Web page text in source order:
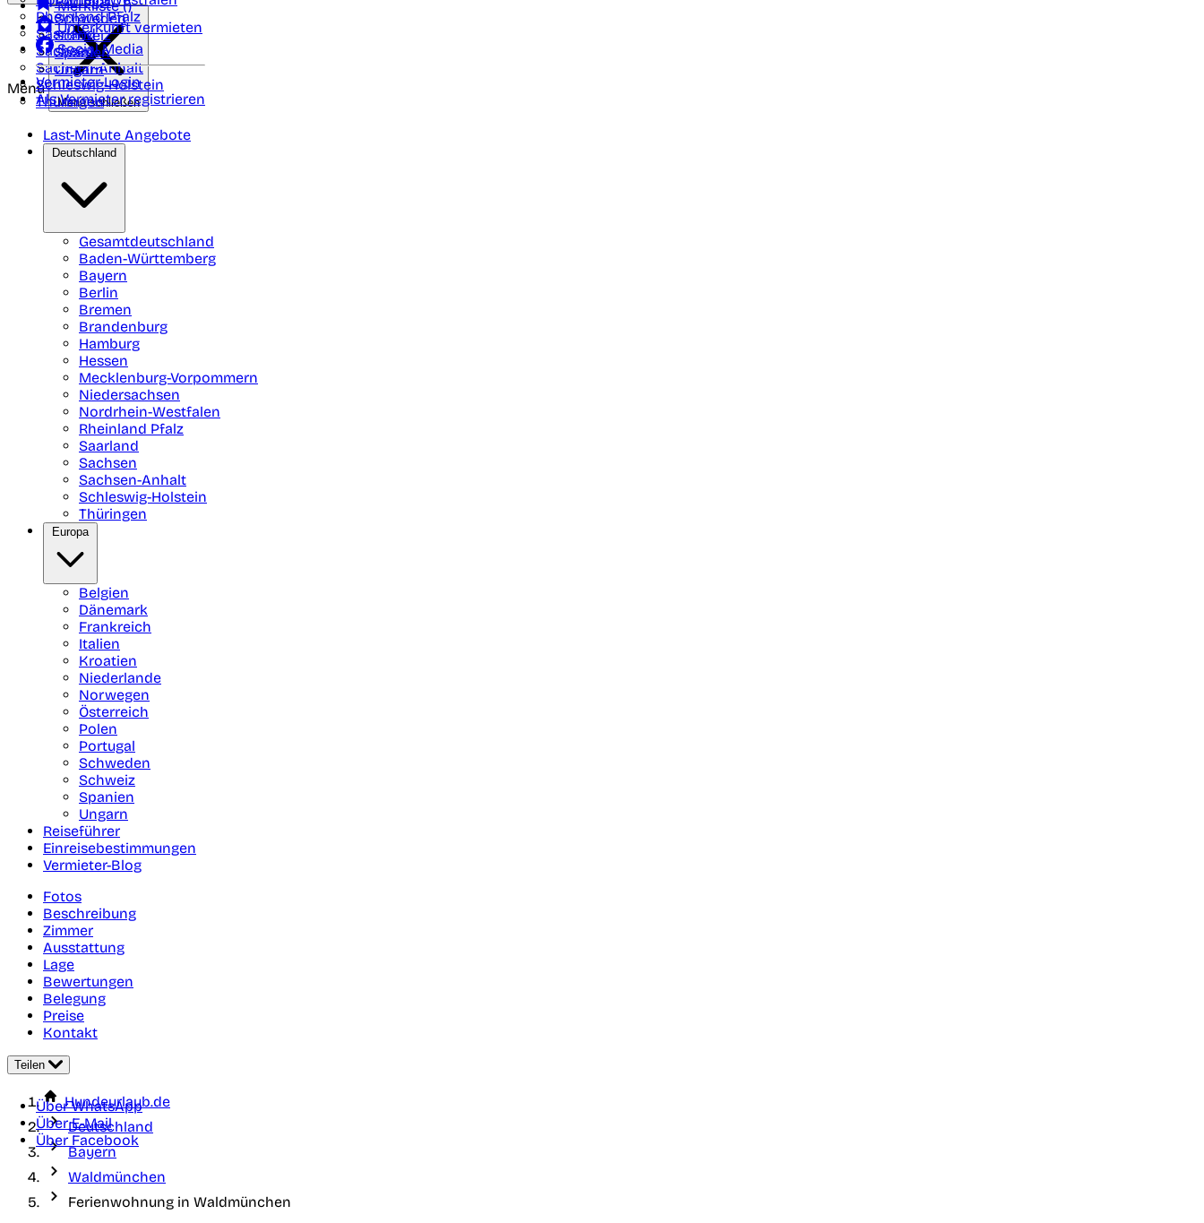
Rheinland Pfalz
Saarland
Sachsen
Sachsen-Anhalt
Schleswig-Holstein
Thüringen
Schweden
Schweiz
Spanien
Ungarn
Merkliste ()
Unterkunft vermieten
Social Media
Vermieter-Login
Als Vermieter registrieren
Menü
Menü schließen
Last-Minute Angebote
Deutschland
Gesamtdeutschland
Baden-Württemberg
Bayern
Berlin
Bremen
Brandenburg
Hamburg
Hessen
Mecklenburg-Vorpommern
Niedersachsen
Nordrhein-Westfalen
Rheinland Pfalz
Saarland
Sachsen
Sachsen-Anhalt
Schleswig-Holstein
Thüringen
Europa
Belgien
Dänemark
Frankreich
Italien
Kroatien
Niederlande
Norwegen
Österreich
Polen
Portugal
Schweden
Schweiz
Spanien
Ungarn
Reiseführer
Einreisebestimmungen
Vermieter-Blog
Fotos
Beschreibung
Zimmer
Ausstattung
Lage
Bewertungen
Belegung
Preise
Kontakt
Teilen
Über WhatsApp
Über E-Mail
Über Facebook
Hundeurlaub.de
Deutschland
Bayern
Waldmünchen
Ferienwohnung in Waldmünchen